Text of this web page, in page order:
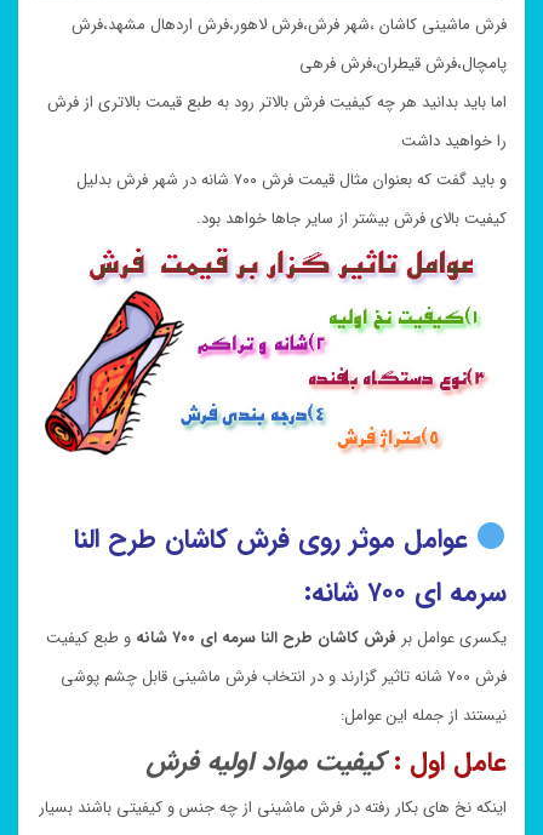
فرش ماشینی کاشان ،شهر فرش،فرش لاهور،فرش اردهال مشهد،فرش
پامچال،فرش قیطران،فرش فرهی
اما باید بدانید هر چه کیفیت فرش بالاتر رود به طبع قیمت بالاتری از فرش
را خواهید داشت
و باید گفت که بعنوان مثال قیمت فرش ۷۰۰ شانه در شهر فرش بدلیل
کیفیت بالای فرش بیشتر از سایر جاها خواهد بود.
عوامل موثر روی فرش کاشان طرح النا
سرمه ای ۷۰۰ شانه:
یکسری عوامل بر فرش کاشان طرح النا سرمه ای ۷۰۰ شانه
و طبع کیفیت
فرش ۷۰۰ شانه تاثیر گزارند و در انتخاب فرش ماشینی قابل چشم پوشی
نیستند از جمله این عوامل:
عامل اول : کیفیت مواد اولیه فرش
اینکه نخ های بکار رفته در فرش ماشینی از چه جنس و کیفیتی باشند بسیار